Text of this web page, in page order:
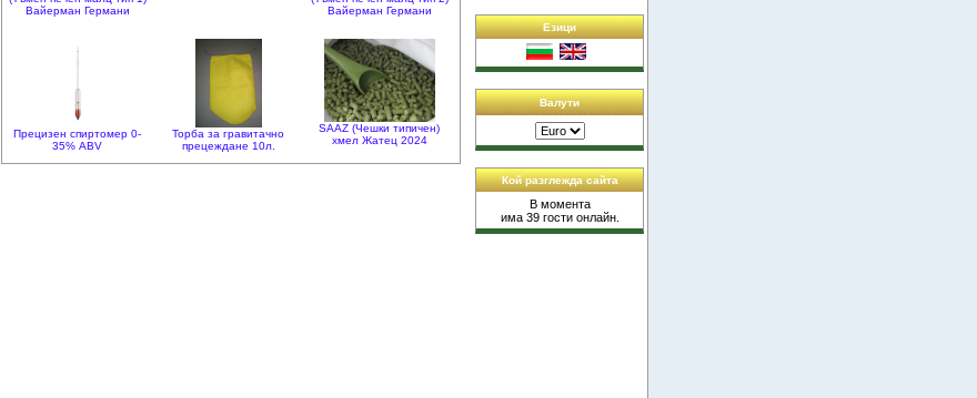
Вайерман Германи
Вайерман Германи
Прецизен спиртомер 0-
35% ABV
Торба за гравитачно
прецеждане 10л.
SAAZ (Чешки типичен)
хмел Жатец 2024
Езици
Валути
Кой разглежда сайта
В момента
има 39 гости онлайн.